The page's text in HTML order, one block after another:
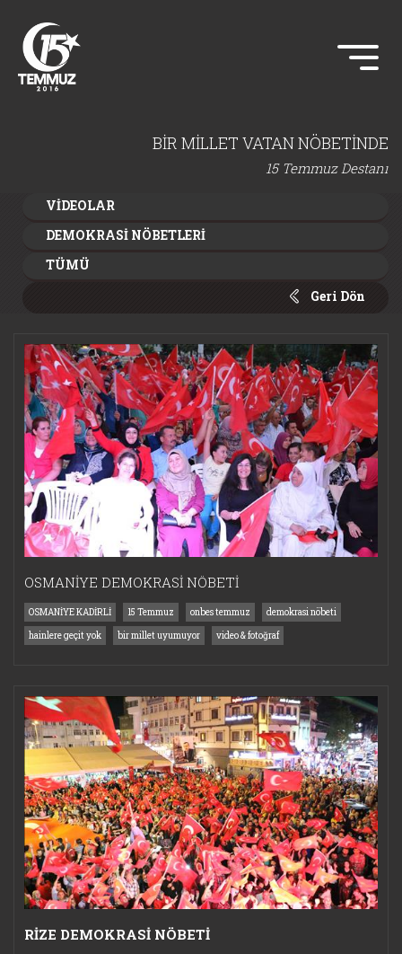
BİR MİLLET VATAN NÖBETİNDE
15 Temmuz Destanı
VİDEOLAR
DEMOKRASİ NÖBETLERİ
TÜMÜ
Geri Dön
OSMANİYE DEMOKRASİ NÖBETİ
OSMANİYE KADİRLİ 15 Temmuz onbes temmuz
demokrasi nöbeti
hainlere geçit yok
bir millet uyumuyor video & fotoğraf
RİZE DEMOKRASİ NÖBETİ